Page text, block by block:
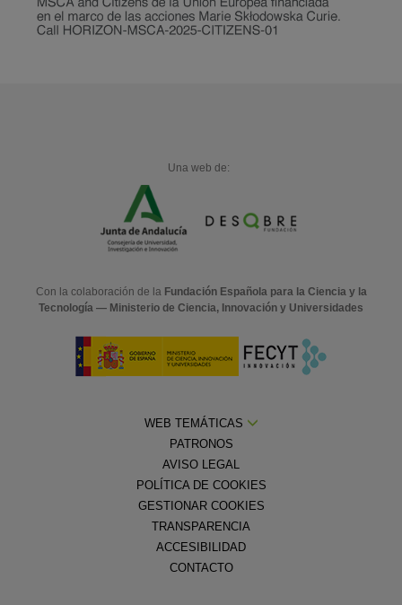
Una web de:
Con la colaboración de la Fundación Española para la Ciencia y la
Tecnología — Ministerio de Ciencia, Innovación y Universidades
WEB TEMÁTICAS
PATRONOS
AVISO LEGAL
POLÍTICA DE COOKIES
GESTIONAR COOKIES
TRANSPARENCIA
ACCESIBILIDAD
CONTACTO